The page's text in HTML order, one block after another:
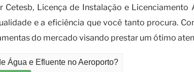
Licença de Instalação e Licenciamento
e a eficiência que você tanto procura.
do mercado visando prestar um ótimo
Água e Efluente no Aeroporto?